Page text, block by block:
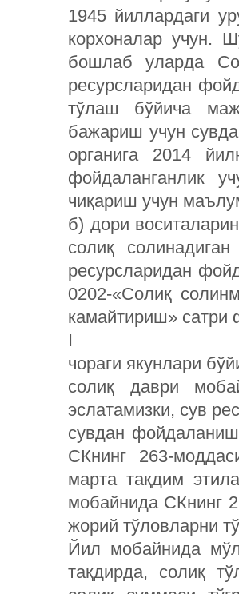
1945 йиллардаги
корхоналар учун.
бошлаб уларда
ресурсларидан
тўлаш бўйича
бажариш учун
органига 2014
фойдаланганлик
чиқариш учун
б) дори
солиқ
ресурсларидан
0202-«Солиқ
камайтириш» сатри
I
чораги якунлари
солиқ даври
эслатамизки, сув
сувдан
СКнинг 263-
марта тақдим
мобайнида СКнинг
жорий тўловларни
Йил мобайнида
тақдирда, солиқ